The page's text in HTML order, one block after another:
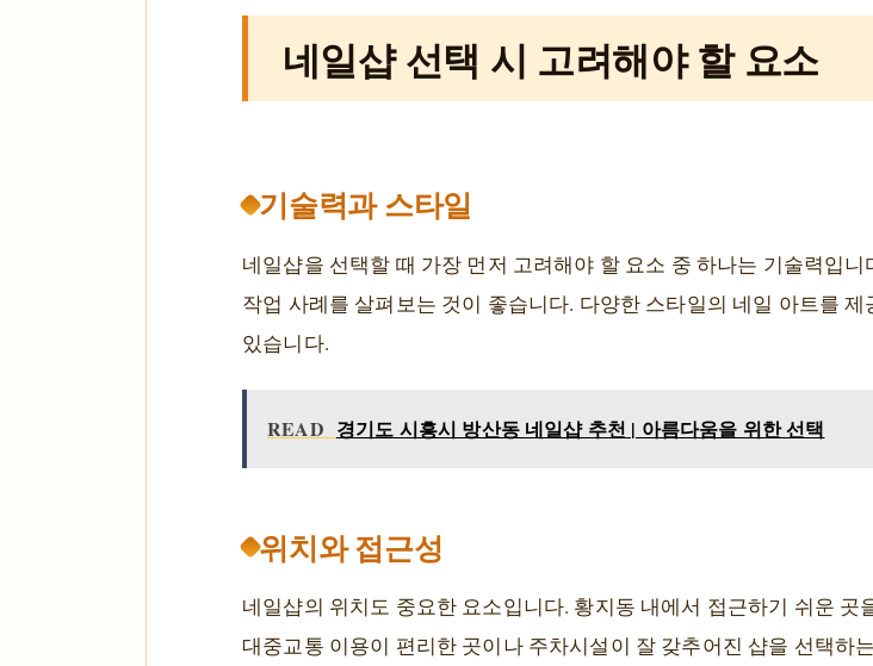
네일샵 선택 시 고려해야 할 요소
기술력과 스타일
네일샵을 선택할 때 가장 먼저 고려해야 할 요소 중 하나는 기술력입
작업 사례를 살펴보는 것이 좋습니다. 다양한 스타일의 네일 아트를
있습니다.
READ 경기도 시흥시 방산동 네일샵 추천 | 아름다움을 위한 선택
위치와 접근성
네일샵의 위치도 중요한 요소입니다. 황지동 내에서 접근하기 쉬운
대중교통 이용이 편리한 곳이나 주차시설이 잘 갖추어진 샵을 선택하